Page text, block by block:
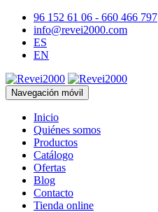
96 152 61 06 - 660 466 797
info@revei2000.com
ES
EN
Navegación móvil
Inicio
Quiénes somos
Productos
Catálogo
Ofertas
Blog
Contacto
Tienda online